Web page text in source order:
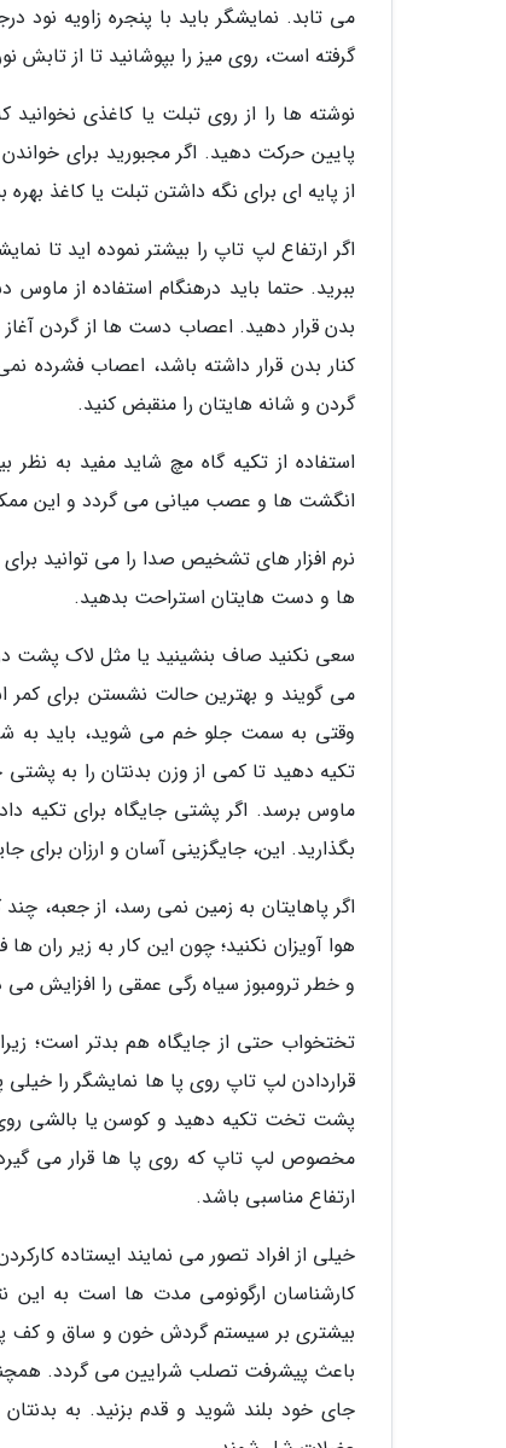
می تابد. نمایشگر باید با پنجره زاویه نود
گرفته است، روی میز را بپوشانید تا از تابش
نوشته ها را از روی تبلت یا کاغذی نخوانید
پایین حرکت دهید. اگر مجبورید برای خواندن
از پایه ای برای نگه داشتن تبلت یا کاغذ بهره
اگر ارتفاع لپ تاپ را بیشتر نموده اید تا
ببرید. حتما باید درهنگام استفاده از
بدن قرار دهید. اعصاب دست ها از گردن آغاز
کنار بدن قرار داشته باشد، اعصاب فشرده
گردن و شانه هایتان را منقبض کنید.
استفاده از تکیه گاه مچ شاید مفید به نظر
انگشت ها و عصب میانی می گردد و این
نرم افزار های تشخیص صدا را می توانید
ها و دست هایتان استراحت بدهید.
سعی نکنید صاف بنشینید یا مثل لاک پشت
می گویند و بهترین حالت نشستن برای کمر
وقتی به سمت جلو خم می شوید، باید به
تکیه دهید تا کمی از وزن بدنتان را به
ماوس برسد. اگر پشتی جایگاه برای تکیه
بگذارید. این، جایگزینی آسان و ارزان برای
اگر پاهایتان به زمین نمی رسد، از جعبه،
هوا آویزان نکنید؛ چون این کار به زیر
و خطر ترومبوز سیاه رگی عمقی را افزایش
تختخواب حتی از جایگاه هم بدتر است؛ زیرا
قراردادن لپ تاپ روی پا ها نمایشگر را
پشت تخت تکیه دهید و کوسن یا بالشی روی
مخصوص لپ تاپ که روی پا ها قرار می گیرد،
ارتفاع مناسبی باشد.
خیلی از افراد تصور می نمایند ایستاده
کارشناسان ارگونومی مدت ها است به این
بیشتری بر سیستم گردش خون و ساق و کف پا
جای خود بلند شوید و قدم بزنید. به